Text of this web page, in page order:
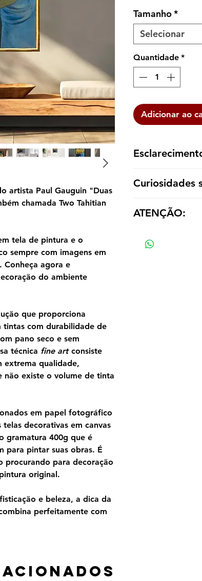
artista Paul Gauguin "Duas
chamada Two Tahitian
tela de pintura e o
sempre com imagens em
Conheça agora e
do ambiente
que proporciona
tintas com durabilidade de
pano seco e sem
técnica fine artconsiste
extrema qualidade,
não existe o volume de tinta
em papel fotográfico
decorativas em canvas
gramatura 400g que é
para pintar suas obras. É
procurando para decoração
original.
e beleza, a dica da
perfeitamente com
Tamanho*
Selecionar
Quantidade *
Adicionar ao
dentro de um tubo
Curiosidades
por Paul Gauguin.
A pintura faz parte
ATENÇÃO:
tamanho e material